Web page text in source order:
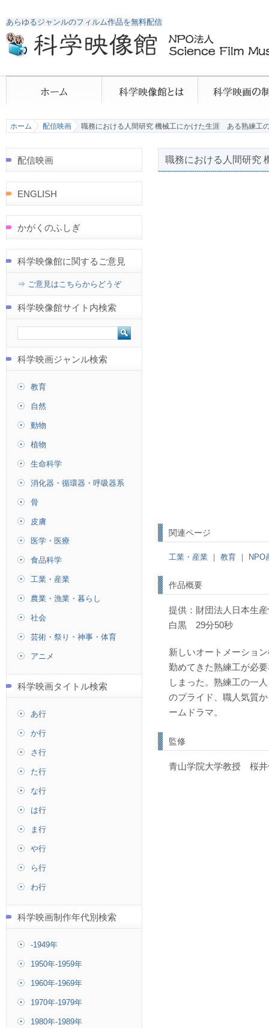
あらゆるジャンルのフィルム作品を無料配信
ホーム 配信映画 職務における人間研究 機械工にかけた生涯 ある熟練工
職務における人間研究
関連ページ
工業・産業 ｜ 教育 ｜ NPO
作品概要
提供：財団法人日本生
白黒 29分50秒
新しいオートメーショ
勤めてきた熟練工が必
しまった。熟練工の一
のプライド、職人気質
ームドラマ。
監修
青山学院大学教授 桜井
配信映画
ENGLISH
かがくのふしぎ
科学映像館に関するご意見
⇒ ご意見はこちらからどうぞ
科学映像館サイト内検索
科学映画ジャンル検索
教育
自然
動物
植物
生命科学
消化器・循環器・呼吸器系
骨
皮膚
医学・医療
食品科学
工業・産業
農業・漁業・暮らし
社会
芸術・祭り・神事・体育
アニメ
科学映画タイトル検索
あ行
か行
さ行
た行
な行
は行
ま行
や行
ら行
わ行
科学映画制作年代別検索
-1949年
1950年-1959年
1960年-1969年
1970年-1979年
1980年-1989年